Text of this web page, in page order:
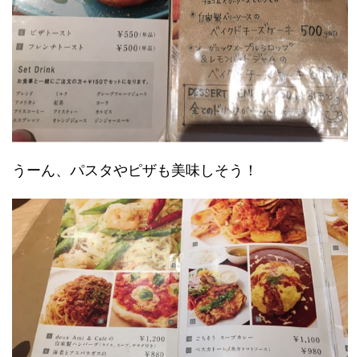
うーん、パスタやピザも美味しそう！